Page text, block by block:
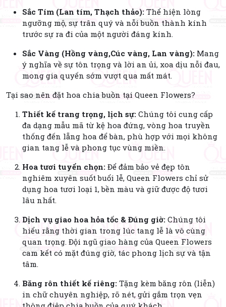
Sắc Tím (Lan tím, Thạch thảo): Thể hiện lòng
ngưỡng mộ, sự trân quý và nỗi buồn thành kính
trước sự ra đi của một người đáng kính.
Sắc Vàng (Hồng vàng,Cúc vàng, Lan vàng): Mang
ý nghĩa về sự tôn trọng và lời an ủi, xoa dịu nỗi đau,
mong gia quyến sớm vượt qua mất mát.
Tại sao nên đặt hoa chia buồn tại Queen Flowers?
Thiết kế trang trọng, lịch sự: Chúng tôi cung cấp
đa dạng mẫu mã từ kệ hoa đứng, vòng hoa truyền
thống đến lẵng hoa để bàn, phù hợp với mọi không
gian tang lễ và phong tục vùng miền.
Hoa tươi tuyển chọn: Để đảm bảo vẻ đẹp tôn
nghiêm xuyên suốt buổi lễ, Queen Flowers chỉ sử
dụng hoa tươi loại 1, bền màu và giữ được độ tươi
lâu nhất.
Dịch vụ giao hoa hỏa tốc & Đúng giờ: Chúng tôi
hiểu rằng thời gian trong lúc tang lễ là vô cùng
quan trọng. Đội ngũ giao hàng của Queen Flowers
cam kết có mặt đúng giờ, tác phong lịch sự và tận
tâm.
Băng rôn thiết kế riêng: Tặng kèm băng rôn (liễn)
in chữ chuyên nghiệp, rõ nét, gửi gắm trọn vẹn